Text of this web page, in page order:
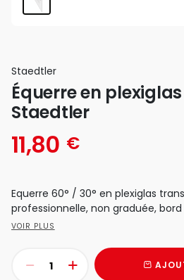
Staedtler
Équerre en
Staedtler
11,80 €
Equerre 60° / 30° en plexiglas
professionnelle, non graduée,
VOIR PLUS